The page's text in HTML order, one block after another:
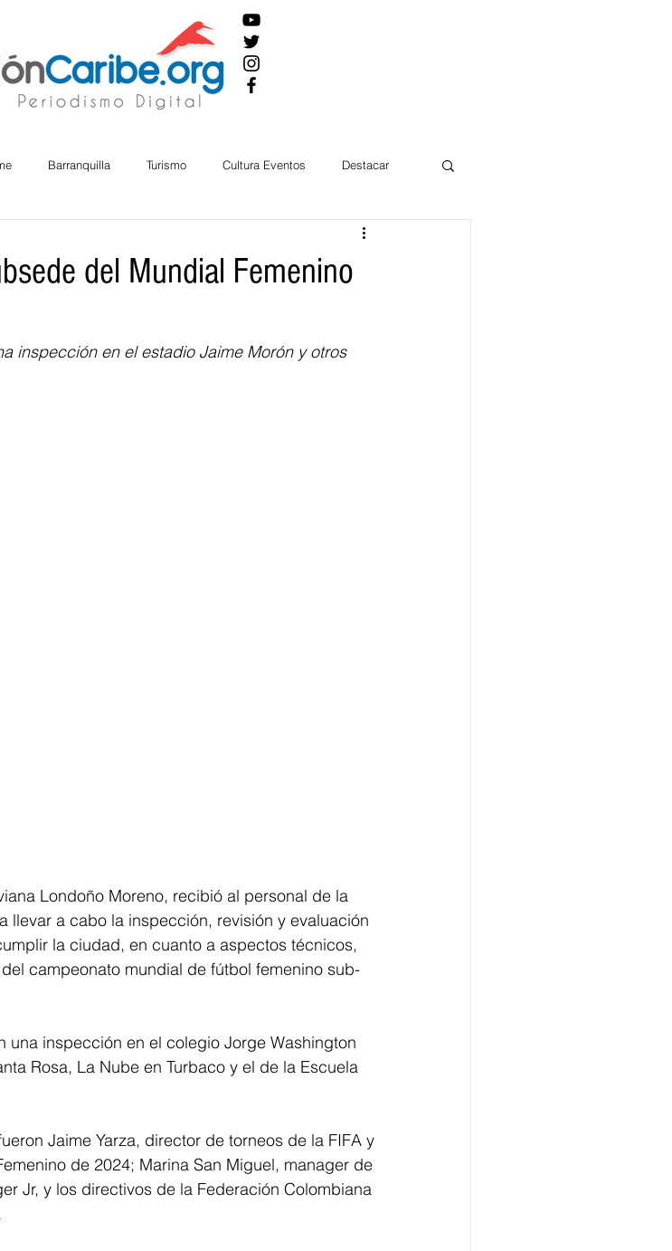
Barranquilla Turismo Cultura Eventos Destacar
del Mundial Femenino
inspección en el estadio Jaime Morón y otros
Londoño Moreno, recibió al personal de la
llevar a cabo la inspección, revisión y evaluación
la ciudad, en cuanto a aspectos técnicos,
campeonato mundial de fútbol femenino sub-
una inspección en el colegio Jorge Washington
Rosa, La Nube en Turbaco y el de la Escuela
Jaime Yarza, director de torneos de la FIFA y
de 2024; Marina San Miguel, manager de
Jr, y los directivos de la Federación Colombiana